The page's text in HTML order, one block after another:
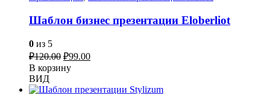
Шаблон бизнес презентации Eloberliot
0 из 5
₽120.00 Первоначальная
цена
составляла
₽120.00.
₽99.00Текущая
В корзину
ВИД